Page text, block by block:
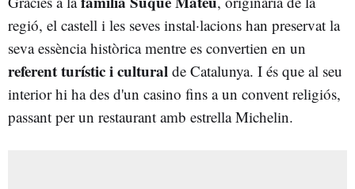
regió, el castell i les seves instal·lacions han preservat la
seva essència històrica mentre es convertien en un
referent turístic i cultural de Catalunya. I és que al seu
interior hi ha des d'un casino fins a un convent religiós,
passant per un restaurant amb estrella Michelin.